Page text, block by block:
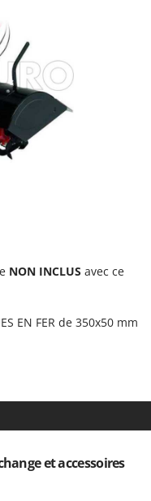
NON INCLUS avec ce
EN FER de 350x50 mm
et accessoires